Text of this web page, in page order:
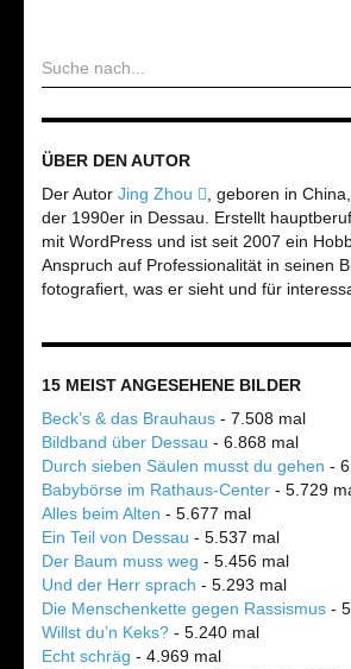
ÜBER DEN AUTOR
Der Autor Jing Zhou
, geboren in
der 1990er in Dessau. Erstellt
mit WordPress und ist seit 2007 ein
Anspruch auf Professionalität in seinen
fotografiert, was er sieht und für
15 MEIST ANGESEHENE BILDER
Beck’s & das Brauhaus - 7.508 mal
Bildband über Dessau - 6.868 mal
Durch sieben Säulen musst du gehen -
Babybörse im Rathaus-Center - 5.729
Alles beim Alten - 5.677 mal
Ein Teil von Dessau - 5.537 mal
Der Baum muss weg - 5.456 mal
Und der Herr sprach - 5.293 mal
Die Menschenkette gegen Rassismus -
Willst du’n Keks? - 5.240 mal
Echt schräg - 4.969 mal